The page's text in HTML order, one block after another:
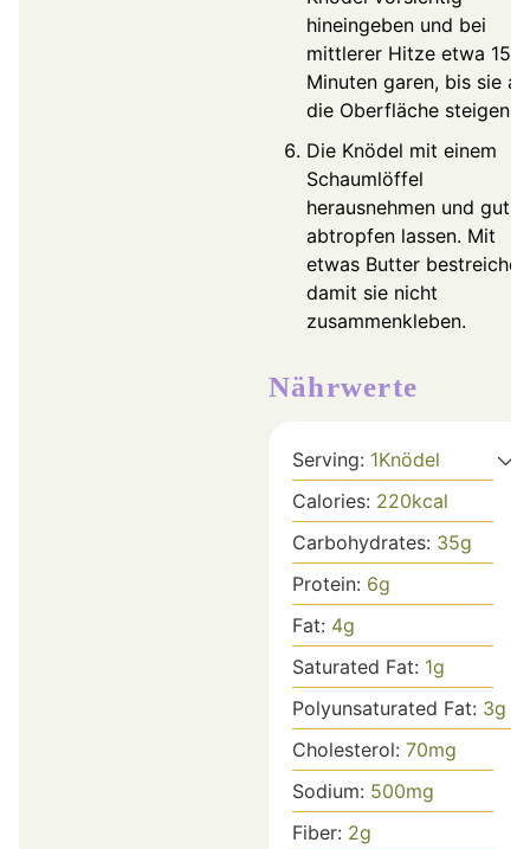
hineingeben und bei
mittlerer Hitze etwa 15-
Minuten garen, bis sie an
die Oberfläche steigen.
Die Knödel mit einem
Schaumlöffel
herausnehmen und gut
abtropfen lassen. Mit
etwas Butter
damit sie nicht
zusammenkleben.
Nährwerte
Serving: 1Knödel
Calories: 220kcal
Carbohydrates: 35g
Protein: 6g
Fat: 4g
Saturated Fat: 1g
Polyunsaturated Fat: 3g
Cholesterol: 70mg
Sodium: 500mg
Fiber: 2g